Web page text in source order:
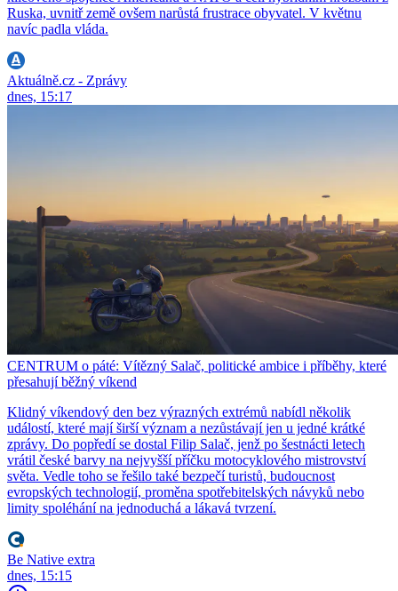
Ruska, uvnitř země ovšem narůstá frustrace obyvatel. V květnu
navíc padla vláda.
Aktuálně.cz - Zprávy
dnes, 15:17
CENTRUM o páté: Vítězný Salač, politické ambice i příběhy, které
přesahují běžný víkend
Klidný víkendový den bez výrazných extrémů nabídl několik
událostí, které mají širší význam a nezůstávají jen u jedné krátké
zprávy. Do popředí se dostal Filip Salač, jenž po šestnácti letech
vrátil české barvy na nejvyšší příčku motocyklového mistrovství
světa. Vedle toho se řešilo také bezpečí turistů, budoucnost
evropských technologií, proměna spotřebitelských návyků nebo
limity spoléhání na jednoduchá a lákavá tvrzení.
Be Native extra
dnes, 15:15